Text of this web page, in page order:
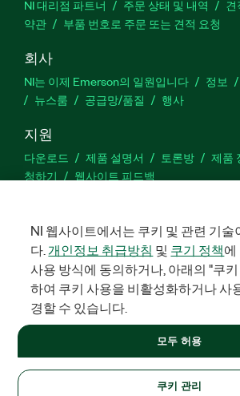
NI 대리점 파트너 주문 상태 및 내역 견
약관
부품 번호로 주문 또는 견적 요청
회사
NI는 이제 Emerson의 일원입니다 정보
뉴스룸
공급망/품질 행사
지원
다운로드 제품 설명서 토론방 제품
청하기
웹사이트 피드백
©2026 NATIONAL INSTRUMENTS CORP. 판권
루먼트㈜ | 주소: 서울특별시 영등포구 여의
동, 파크원 타워1) | 대표자: 수리후앗, 페드
자 등록번호: 214-81-91583 | 대표전화: 02-
NI 웹사이트에서는 쿠키 및 관련 기술
다.개인정보 취급방침 및 쿠기 정책에
사용 방식에 동의하거나, 아래의 "쿠
하여 쿠키 사용을 비활성화하거나 사
경할 수 있습니다.
쿠키 관리
모두 허용